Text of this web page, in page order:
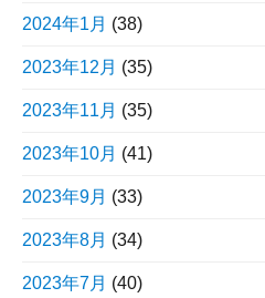
2024年1月 (38)
2023年12月 (35)
2023年11月 (35)
2023年10月 (41)
2023年9月 (33)
2023年8月 (34)
2023年7月 (40)